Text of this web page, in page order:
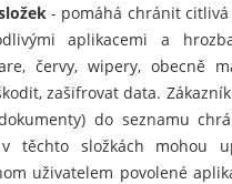
- pomáhá chránit citlivá
aplikacemi a
červy, wipery, obecně
zašifrovat data.
do seznamu
těchto složkách mohou
uživatelem povolené